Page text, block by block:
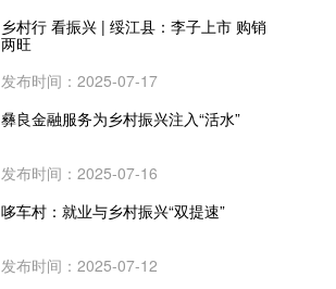
乡村行 看振兴 | 绥江县：李子上市 购销
两旺
发布时间：2025-07-17
彝良金融服务为乡村振兴注入“活水”
发布时间：2025-07-16
哆车村：就业与乡村振兴“双提速”
发布时间：2025-07-12